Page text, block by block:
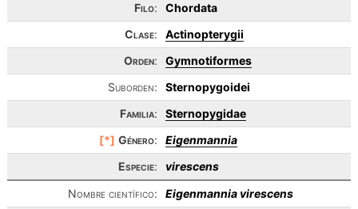
Filo:
Chordata
Clase:
Actinopterygii
Orden:
Gymnotiformes
Suborden:
Sternopygoidei
Familia:
Sternopygidae
[*] Género:
Eigenmannia
Especie:
virescens
Nombre científico:
Eigenmannia virescens